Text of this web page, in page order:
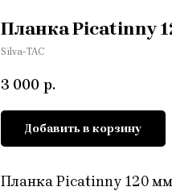
Планка Picatinny
Silva-TAC
3 000 р.
Добавить в корзину
Планка Picatinny 120